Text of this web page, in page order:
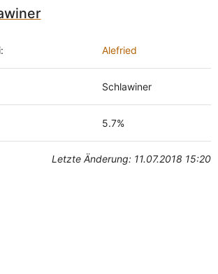
Alefried
Schlawiner
5.7%
Letzte Änderung: 11.07.2018 15:20